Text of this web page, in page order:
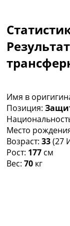
Лига
Таблицы
Лига
Имя в
Позиция:
Место
Возраст: 33(27
Рост: 177 см
Вес: 70 кг